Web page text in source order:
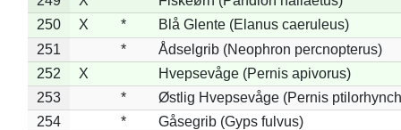
250
X *
Blå Glente (Elanus caeruleus)
251
*
Ådselgrib (Neophron percnopterus)
252
X
Hvepsevåge (Pernis apivorus)
253
*
Østlig Hvepsevåge (Pernis
254
*
Gåsegrib (Gyps fulvus)